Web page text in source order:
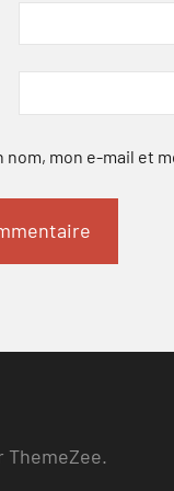
mon e-mail et
ThemeZee.